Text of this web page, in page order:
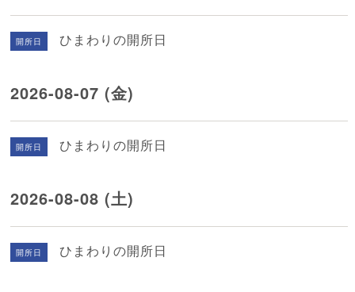
開所日 ひまわりの開所日
2026-08-07 (金)
開所日 ひまわりの開所日
2026-08-08 (土)
開所日 ひまわりの開所日